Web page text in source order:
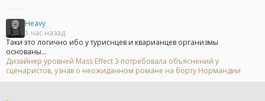
Heavy
1 час назад
Таки это логично ибо у туриснцев и кварианцев организмы
основаны...
Дизайнер уровней Mass Effect 3 потребовала объяснений у
сценаристов, узнав о неожиданном романе на борту Нормандии